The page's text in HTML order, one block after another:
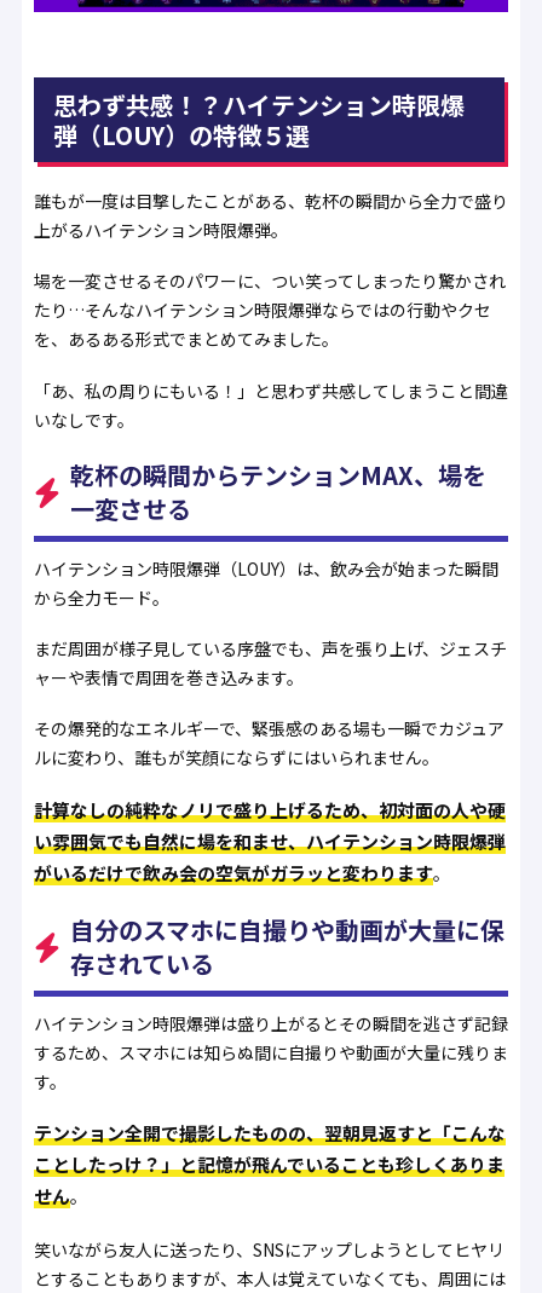
思わず共感！？ハイテンション時限爆
弾（LOUY）の特徴５選
誰もが一度は目撃したことがある、乾杯の瞬間から全力で盛り
上がるハイテンション時限爆弾。
場を一変させるそのパワーに、つい笑ってしまったり驚かされ
たり…そんなハイテンション時限爆弾ならではの行動やクセ
を、あるある形式でまとめてみました。
「あ、私の周りにもいる！」と思わず共感してしまうこと間違
いなしです。
乾杯の瞬間からテンションMAX、場を
一変させる
ハイテンション時限爆弾（LOUY）は、飲み会が始まった瞬間
から全力モード。
まだ周囲が様子見している序盤でも、声を張り上げ、ジェスチ
ャーや表情で周囲を巻き込みます。
その爆発的なエネルギーで、緊張感のある場も一瞬でカジュア
ルに変わり、誰もが笑顔にならずにはいられません。
計算なしの純粋なノリで盛り上げるため、初対面の人や硬
い雰囲気でも自然に場を和ませ、ハイテンション時限爆弾
がいるだけで飲み会の空気がガラッと変わります。
自分のスマホに自撮りや動画が大量に保
存されている
ハイテンション時限爆弾は盛り上がるとその瞬間を逃さず記録
するため、スマホには知らぬ間に自撮りや動画が大量に残りま
す。
テンション全開で撮影したものの、翌朝見返すと「こんな
ことしたっけ？」と記憶が飛んでいることも珍しくありま
せん。
笑いながら友人に送ったり、SNSにアップしようとしてヒヤリ
とすることもありますが、本人は覚えていなくても、周囲には